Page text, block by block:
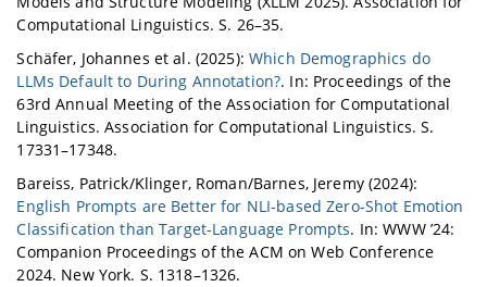
Computational Linguistics. S. 26–35.
Schäfer, Johannes et al. (2025):Which Demographics do
LLMs Default to During Annotation?. In: Proceedings of the
63rd Annual Meeting of the Association for Computational
Linguistics. Association for Computational Linguistics. S.
17331–17348.
Bareiss, Patrick/Klinger, Roman/Barnes, Jeremy (2024):
English Prompts are Better for NLI-based Zero-Shot Emotion
Classification than Target-Language Prompts. In: WWW ’24:
Companion Proceedings of the ACM on Web Conference
2024. New York. S. 1318–1326.